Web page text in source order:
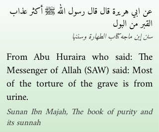
عن ابي هريرة قال قال رسول الله ﷺ أكثر عذاب
القبر من البول
سنن إبن ماجه كتاب الطهارة وسننها
From Abu Huraira who said: The
Messenger of Allah (SAW) said: Most
of the torture of the grave is from
urine.
Sunan Ibn Majah, The book of purity and
its sunnah